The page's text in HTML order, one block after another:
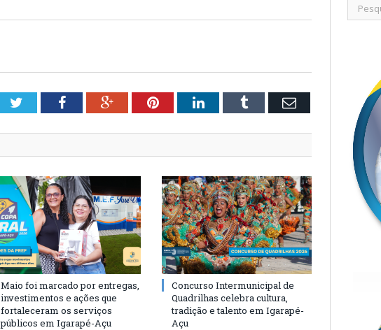
TwitterFacebookGoogle+PinterestLinkedInTumblr Email
Maio foi marcado por entregas,
investimentos e ações que
fortaleceram os serviços
públicos em Igarapé-Açu
Concurso Intermunicipal de
Quadrilhas celebra cultura,
tradição e talento em Igarapé-
Açu